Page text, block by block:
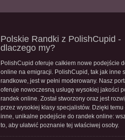
Polskie Randki z PolishCupid -
dlaczego my?
PolishCupid oferuje całkiem nowe podejście
online na emigracji. PolishCupid, tak jak inne
randkowe, jest w pełni moderowany. Nasz
oferuje nowoczesną usługę wysokiej jakości
randek online. Został stworzony oraz jest
przez wysokiej klasy specjalistów. Dzięki temu
inne, unikalne podejście do randek online:
to, aby ułatwić poznanie tej właściwej osoby.